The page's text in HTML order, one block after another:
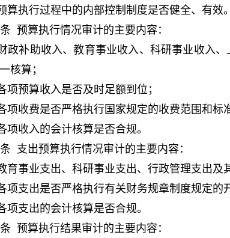
算执行过程中的内部控制制度是否健全、有效。
预算执行情况审计的主要内容：
政补助收入、教育事业收入、科研事业收入
核算；
项预算收入是否及时足额到位；
项收费是否严格执行国家规定的收费范围和标
项收入的会计核算是否合规。
支出预算执行情况审计的主要内容：
育事业支出、科研事业支出、行政管理支出及
项支出是否严格执行有关财务规章制度规定的
项支出的会计核算是否合规。
预算执行结果审计的主要内容：